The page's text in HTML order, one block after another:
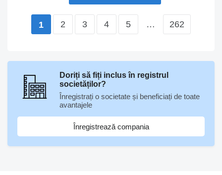
1 2 3 4 5 … 262
Doriți să fiți inclus în registrul
societăților?
Înregistrați o societate și beneficiați de toate
avantajele
Înregistrează compania